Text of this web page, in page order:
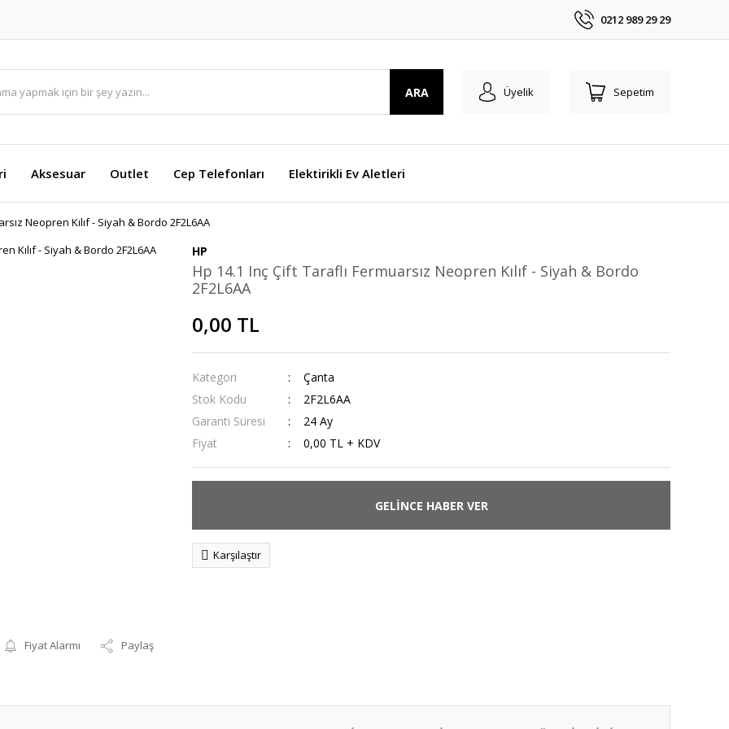
0212 989 29 29
ARA Üyelik Sepetim
Aksesuar Outlet Cep Telefonları Elektirikli Ev Aletleri
Neopren Kılıf - Siyah & Bordo 2F2L6AA
Fiyat Alarmı Paylaş
HP
Hp 14.1 Inç Çift Taraflı Fermuarsız Neopren Kılıf - Siyah & Bordo
2F2L6AA
0,00 TL
Kategori
Çanta
Stok Kodu
2F2L6AA
Garanti Süresi
24 Ay
Fiyat
0,00 TL + KDV
GELİNCE HABER VER
Karşılaştır